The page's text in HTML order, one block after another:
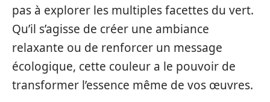
pas à explorer les multiples facettes du vert.
Qu’il s’agisse de créer une ambiance
relaxante ou de renforcer un message
écologique, cette couleur a le pouvoir de
transformer l’essence même de vos œuvres.